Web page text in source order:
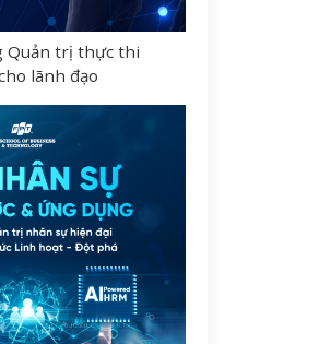
Quản trị thực thi
lãnh đạo